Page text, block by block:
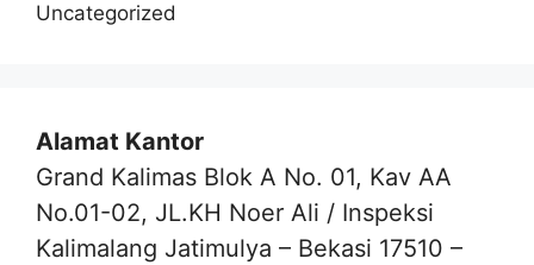
Uncategorized
Alamat Kantor
Grand Kalimas Blok A No. 01, Kav AA
No.01-02, JL.KH Noer Ali / Inspeksi
Kalimalang Jatimulya – Bekasi 17510 –